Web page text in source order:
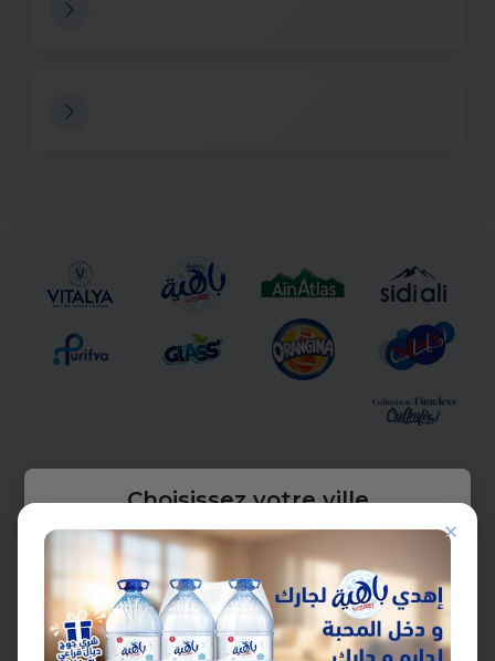
Choisissez votre ville
الرجاء اختيار مدينتك للمتابعة
التوصيل في 24 ساعة
خلال 24 ساعة من أيام العمل
(باستثناء أيام الأحد والعطل
الرسمية)
الطلب الفوري
×